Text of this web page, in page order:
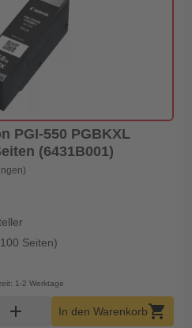
PGI-550 PGBKXL
(6431B001)
Seiten)
1-2 Werktage
Menge
add In den Warenkorbshopping_cart